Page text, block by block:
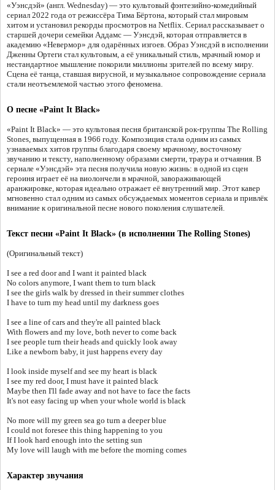
«Уэнсдэй» (англ. Wednesday) — это культовый фэнтезийно-комедийный
сериал 2022 года от режиссёра Тима Бёртона, который стал мировым
хитом и установил рекорды просмотров на Netflix. Сериал рассказывает о
старшей дочери семейки Аддамс — Уэнсдэй, которая отправляется в
академию «Невермор» для одарённых изгоев. Образ Уэнсдэй в исполнении
Дженны Ортеги стал культовым, а её уникальный стиль, мрачный юмор и
нестандартное мышление покорили миллионы зрителей по всему миру.
Сцена её танца, ставшая вирусной, и музыкальное сопровождение сериала
стали неотъемлемой частью этого феномена.
О песне «Paint It Black»
«Paint It Black» — это культовая песня британской рок-группы The Rolling
Stones, выпущенная в 1966 году. Композиция стала одним из самых
узнаваемых хитов группы благодаря своему мрачному, восточному
звучанию и тексту, наполненному образами смерти, траура и отчаяния. В
сериале «Уэнсдэй» эта песня получила новую жизнь: в одной из сцен
героиня играет её на виолончели в мрачной, завораживающей
аранжировке, которая идеально отражает её внутренний мир. Этот кавер
мгновенно стал одним из самых обсуждаемых моментов сериала и привлёк
внимание к оригинальной песне нового поколения слушателей.
Текст песни «Paint It Black» (в исполнении The Rolling Stones)
(Оригинальный текст)
I see a red door and I want it painted black
No colors anymore, I want them to turn black
I see the girls walk by dressed in their summer clothes
I have to turn my head until my darkness goes
I see a line of cars and they're all painted black
With flowers and my love, both never to come back
I see people turn their heads and quickly look away
Like a newborn baby, it just happens every day
I look inside myself and see my heart is black
I see my red door, I must have it painted black
Maybe then I'll fade away and not have to face the facts
It's not easy facing up when your whole world is black
No more will my green sea go turn a deeper blue
I could not foresee this thing happening to you
If I look hard enough into the setting sun
My love will laugh with me before the morning comes
Характер звучания